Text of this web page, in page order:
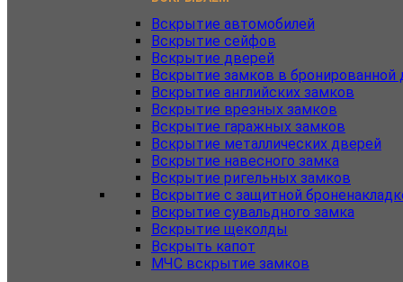
Вскрытие автомобилей
Вскрытие сейфов
Вскрытие дверей
Вскрытие замков в бронированной
Вскрытие английских замков
Вскрытие врезных замков
Вскрытие гаражных замков
Вскрытие металлических дверей
Вскрытие навесного замка
Вскрытие ригельных замков
Вскрытие с защитной
Вскрытие сувальдного замка
Вскрытие щеколды
Вскрыть капот
МЧС вскрытие замков